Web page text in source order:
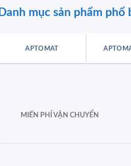
Danh mục sản phẩm phổ
APTOMAT
MIẾN PHÍ VẬN CHUYỂN